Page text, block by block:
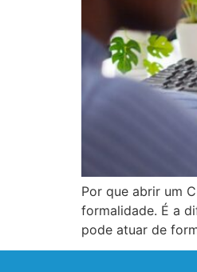
Por que abrir um
formalidade. É a
pode atuar de